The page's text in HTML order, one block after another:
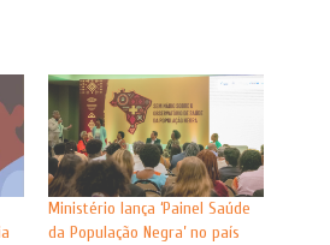
Ministério lança ‘Painel Saúde
da População Negra’ no país